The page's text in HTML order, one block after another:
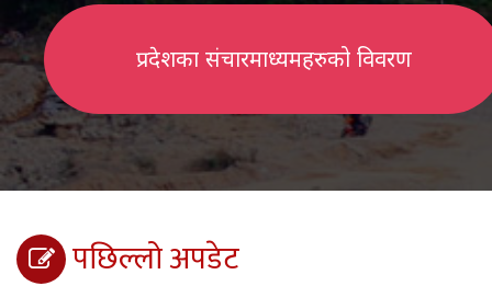
प्रदेशका संचारमाध्यमहरुको विवरण
पछिल्लो अपडेट